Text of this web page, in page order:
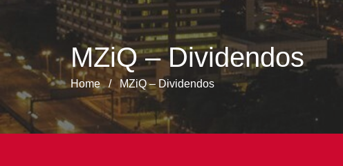
MZiQ – Dividendos
Home / MZiQ – Dividendos